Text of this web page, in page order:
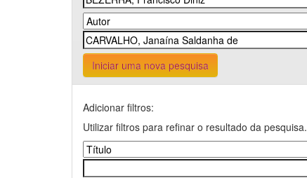
Iniciar uma nova pesquisa
Adicionar filtros:
Utilizar filtros para refinar o resultado da pesquisa.